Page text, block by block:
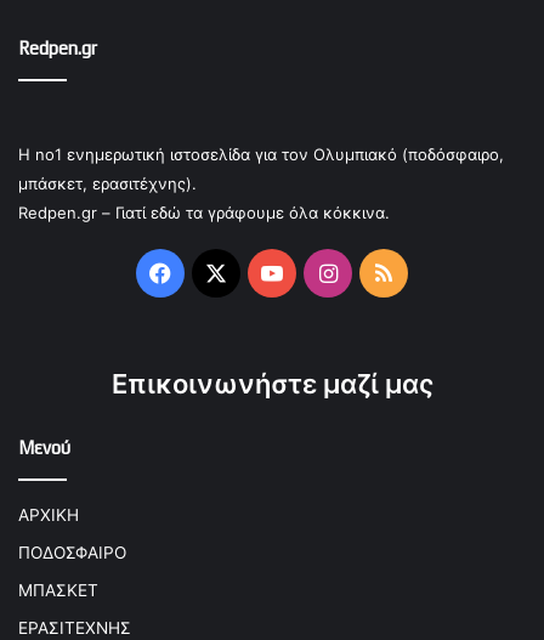
Redpen.gr
Η no1 ενημερωτική ιστοσελίδα για τον Ολυμπιακό (ποδόσφαιρο,
μπάσκετ, ερασιτέχνης).
Redpen.gr – Γιατί εδώ τα γράφουμε όλα κόκκινα.
Facebook
X YouTubeInstagram
RSS
Επικοινωνήστε μαζί μας
Μενού
ΑΡΧΙΚΗ
ΠΟΔΟΣΦΑΙΡΟ
ΜΠΑΣΚΕΤ
ΕΡΑΣΙΤΕΧΝΗΣ